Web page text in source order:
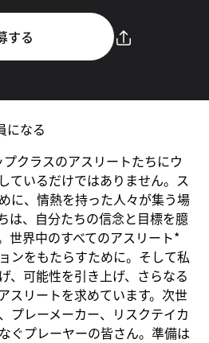
する
になる
クラスのアスリートたちにウ
ているだけではありません。ス
に、情熱を持った人々が集う場
は、自分たちの信念と目標を臆
世界中のすべてのアスリート*
ンをもたらすために。そして私
、可能性を引き上げ、さらなる
スリートを求めています。次世
プレーメーカー、リスクテイカ
ぐプレーヤーの皆さん。準備は